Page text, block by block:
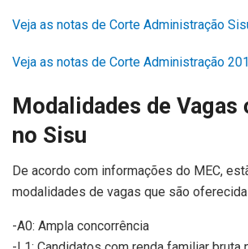
Veja as notas de Corte Administração
Veja as notas de Corte Administração
Modalidades de
no Sisu
De acordo com informações do MEC,
modalidades de vagas que são
-A0: Ampla concorrência